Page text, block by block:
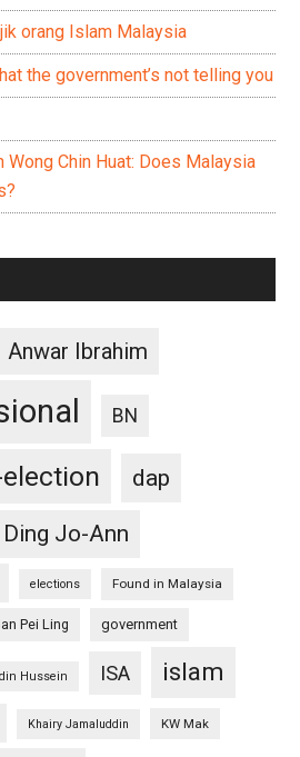
orang Islam Malaysia
the government’s not telling you
Wong Chin Huat: Does Malaysia
Anwar Ibrahim
BN
dap
Ding Jo-Ann
elections Found in Malaysia
Pei Ling government
Hussein ISA islam
Khairy Jamaluddin KW Mak